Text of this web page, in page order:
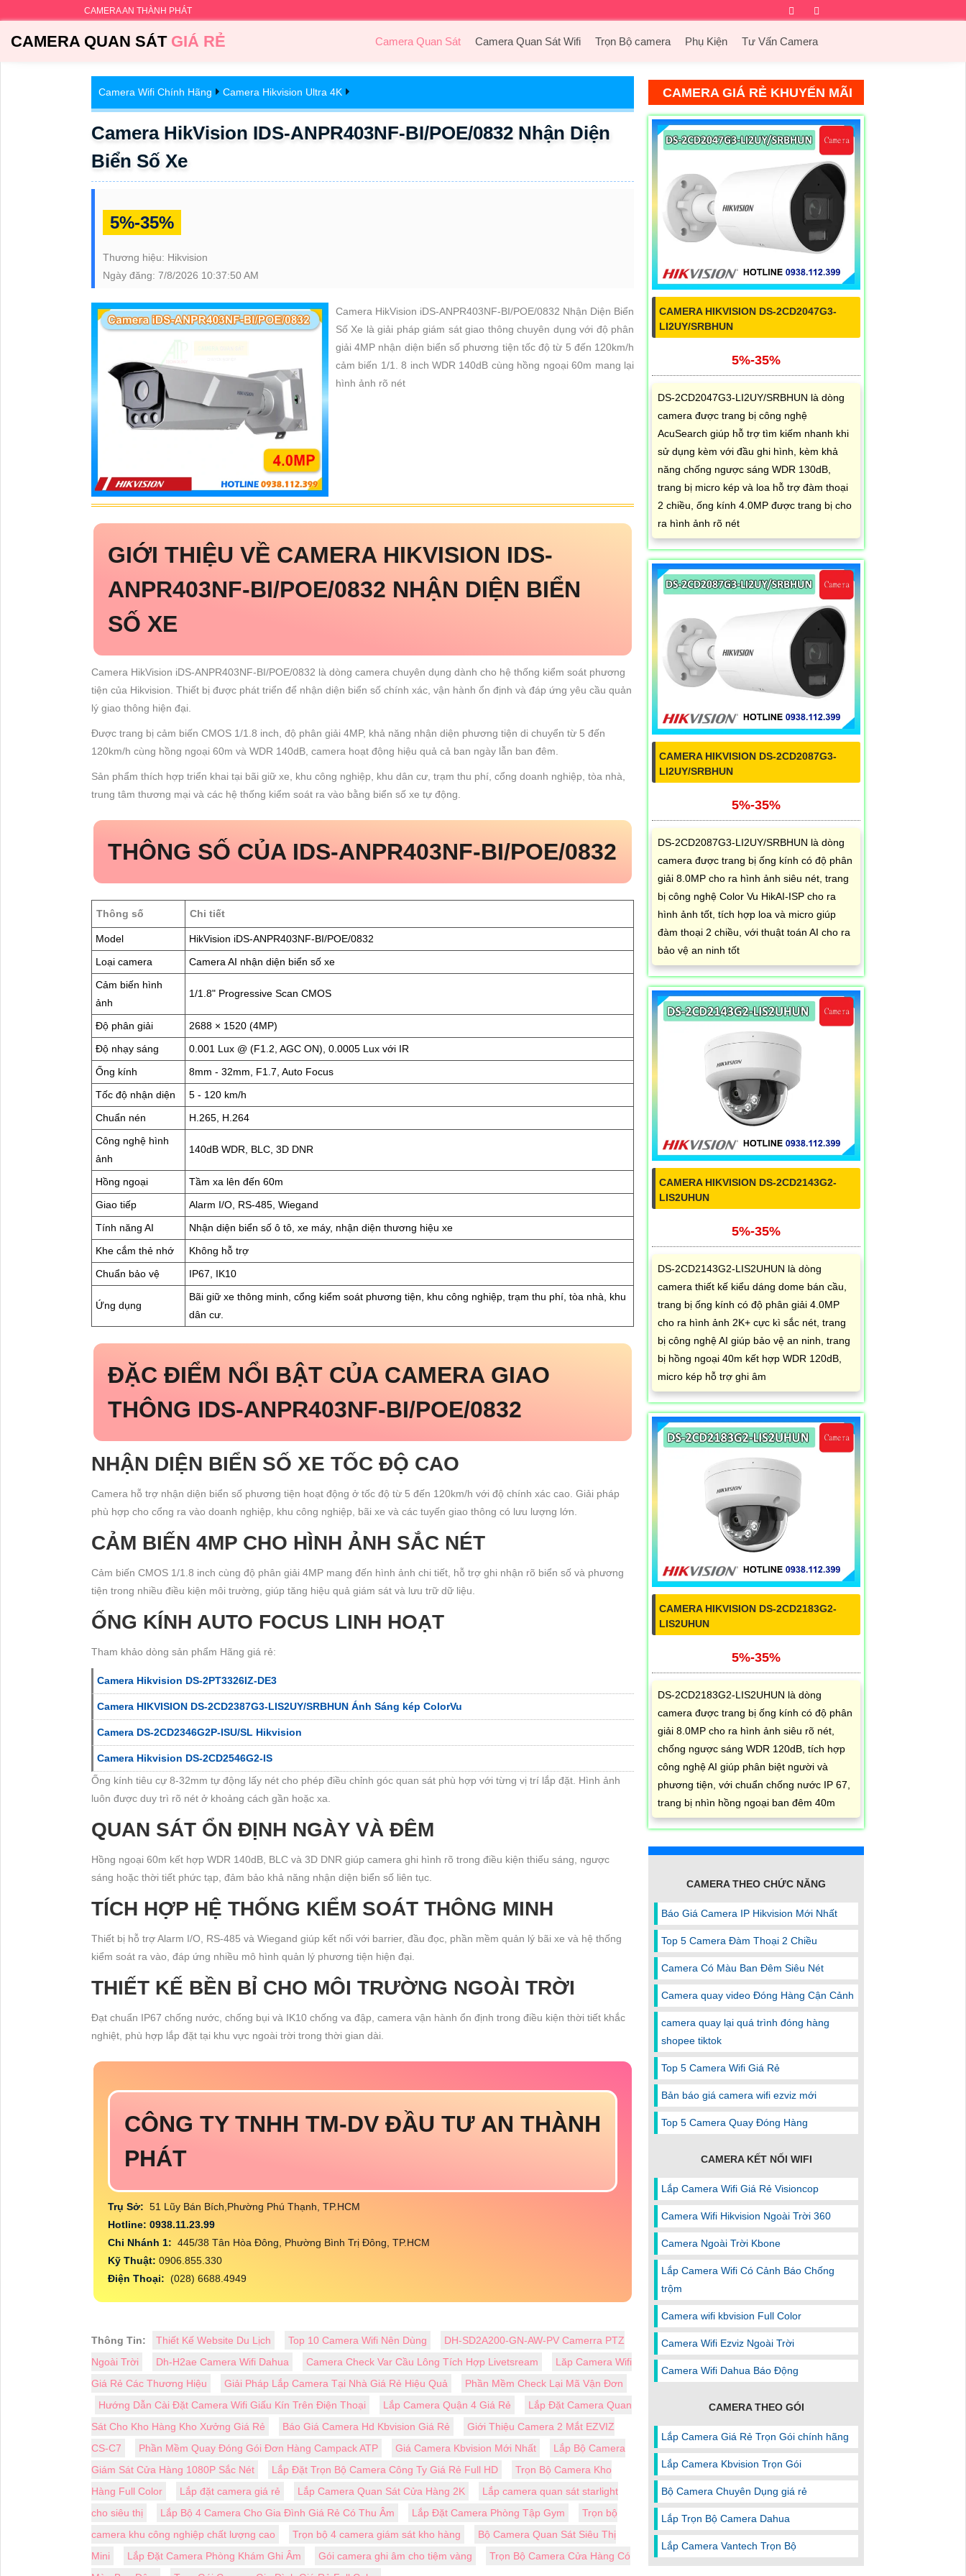
CAMERA AN THÀNH PHÁT Facebook
CAMERA QUAN SÁTGIÁ RẺ Camera Quan Sát Camera Quan Sát Wifi Trọn Bộ camera Phụ Kiện Tư Vấn Camera
Camera Wifi Chính Hãng Camera Hikvision Ultra 4K
Camera HikVision IDS-ANPR403NF-BI/POE/0832 Nhận Diện
Biển Số Xe
5%-35%
Thương hiệu: Hikvision
Ngày đăng: 7/8/2026 10:37:50 AM
Camera HikVision iDS-ANPR403NF-BI/POE/0832 Nhận Diện Biển
Số Xe là giải pháp giám sát giao thông chuyên dụng với độ phân
giải 4MP nhận diện biển số phương tiện tốc độ từ 5 đến 120km/h
cảm biến 1/1. 8 inch WDR 140dB cùng hồng ngoại 60m mang lại
hình ảnh rõ nét
GIỚI THIỆU VỀ CAMERA HIKVISION IDS-
ANPR403NF-BI/POE/0832 NHẬN DIỆN BIỂN
SỐ XE
Camera HikVision iDS-ANPR403NF-BI/POE/0832 là dòng camera chuyên dụng dành cho hệ thống kiểm soát phương
tiện của Hikvision. Thiết bị được phát triển để nhận diện biển số chính xác, vận hành ổn định và đáp ứng yêu cầu quản
lý giao thông hiện đại.
Được trang bị cảm biến CMOS 1/1.8 inch, độ phân giải 4MP, khả năng nhận diện phương tiện di chuyển từ 5 đến
120km/h cùng hồng ngoại 60m và WDR 140dB, camera hoạt động hiệu quả cả ban ngày lẫn ban đêm.
Sản phẩm thích hợp triển khai tại bãi giữ xe, khu công nghiệp, khu dân cư, trạm thu phí, cổng doanh nghiệp, tòa nhà,
trung tâm thương mại và các hệ thống kiểm soát ra vào bằng biển số xe tự động.
THÔNG SỐ CỦA IDS-ANPR403NF-BI/POE/0832
Thông số Chi tiết
Model
HikVision iDS-ANPR403NF-BI/POE/0832
Loại camera
Camera AI nhận diện biển số xe
Cảm biến hình
ảnh
1/1.8" Progressive Scan CMOS
Độ phân giải
2688 × 1520 (4MP)
Độ nhạy sáng
0.001 Lux @ (F1.2, AGC ON), 0.0005 Lux với IR
Ống kính
8mm - 32mm, F1.7, Auto Focus
Tốc độ nhận diện
5 - 120 km/h
Chuẩn nén
H.265, H.264
Công nghệ hình
ảnh
140dB WDR, BLC, 3D DNR
Hồng ngoại
Tầm xa lên đến 60m
Giao tiếp
Alarm I/O, RS-485, Wiegand
Tính năng AI
Nhận diện biển số ô tô, xe máy, nhận diện thương hiệu xe
Khe cắm thẻ nhớ
Không hỗ trợ
Chuẩn bảo vệ
IP67, IK10
Ứng dụng
Bãi giữ xe thông minh, cổng kiểm soát phương tiện, khu công nghiệp, trạm thu phí, tòa nhà, khu
dân cư.
ĐẶC ĐIỂM NỔI BẬT CỦA CAMERA GIAO
THÔNG IDS-ANPR403NF-BI/POE/0832
NHẬN DIỆN BIỂN SỐ XE TỐC ĐỘ CAO
Camera hỗ trợ nhận diện biển số phương tiện hoạt động ở tốc độ từ 5 đến 120km/h với độ chính xác cao. Giải pháp
phù hợp cho cổng ra vào doanh nghiệp, khu công nghiệp, bãi xe và các tuyến giao thông có lưu lượng lớn.
CẢM BIẾN 4MP CHO HÌNH ẢNH SẮC NÉT
Cảm biến CMOS 1/1.8 inch cùng độ phân giải 4MP mang đến hình ảnh chi tiết, hỗ trợ ghi nhận rõ biển số và phương
tiện trong nhiều điều kiện môi trường, giúp tăng hiệu quả giám sát và lưu trữ dữ liệu.
ỐNG KÍNH AUTO FOCUS LINH HOẠT
Tham khảo dòng sản phẩm Hãng giá rẻ:
Camera Hikvision DS-2PT3326IZ-DE3
Camera HIKVISION DS-2CD2387G3-LIS2UY/SRBHUN Ánh Sáng kép ColorVu
Camera DS-2CD2346G2P-ISU/SL Hikvision
Camera Hikvision DS-2CD2546G2-IS
Ống kính tiêu cự 8-32mm tự động lấy nét cho phép điều chỉnh góc quan sát phù hợp với từng vị trí lắp đặt. Hình ảnh
luôn được duy trì rõ nét ở khoảng cách gần hoặc xa.
QUAN SÁT ỔN ĐỊNH NGÀY VÀ ĐÊM
Hồng ngoại 60m kết hợp WDR 140dB, BLC và 3D DNR giúp camera ghi hình rõ trong điều kiện thiếu sáng, ngược
sáng hoặc thời tiết phức tạp, đảm bảo khả năng nhận diện biển số liên tục.
TÍCH HỢP HỆ THỐNG KIỂM SOÁT THÔNG MINH
Thiết bị hỗ trợ Alarm I/O, RS-485 và Wiegand giúp kết nối với barrier, đầu đọc, phần mềm quản lý bãi xe và hệ thống
kiểm soát ra vào, đáp ứng nhiều mô hình quản lý phương tiện hiện đại.
THIẾT KẾ BỀN BỈ CHO MÔI TRƯỜNG NGOÀI TRỜI
Đạt chuẩn IP67 chống nước, chống bụi và IK10 chống va đập, camera vận hành ổn định trong điều kiện thời tiết khắc
nghiệt, phù hợp lắp đặt tại khu vực ngoài trời trong thời gian dài.
CÔNG TY TNHH TM-DV ĐẦU TƯ AN THÀNH
PHÁT
Trụ Sở: 51 Lũy Bán Bích,Phường Phú Thạnh, TP.HCM
Hotline: 0938.11.23.99
Chi Nhánh 1: 445/38 Tân Hòa Đông, Phường Bình Trị Đông, TP.HCM
Kỹ Thuật: 0906.855.330
Điện Thoại: (028) 6688.4949
Thông Tin: Thiết Kế Website Du Lịch Top 10 Camera Wifi Nên Dùng
DH-SD2A200-GN-AW-PV Camerra PTZ
Ngoài Trời
Dh-H2ae Camera Wifi Dahua Camera Check Var Cầu Lông Tích Hợp Livetsream
Lăp Camera Wifi
Giá Rẻ Các Thương Hiệu
Giải Pháp Lắp Camera Tại Nhà Giá Rẻ Hiệu Quả
Phần Mềm Check Lại Mã Vận Đơn
Hướng Dẫn Cài Đặt Camera Wifi Giấu Kín Trên Điện Thoại
Lắp Camera Quận 4 Giá Rẻ
Lắp Đặt Camera Quan
Sát Cho Kho Hàng Kho Xưởng Giá Rẻ
Báo Giá Camera Hd Kbvision Giá Rẻ
Giới Thiệu Camera 2 Mắt EZVIZ
CS-C7
Phần Mềm Quay Đóng Gói Đơn Hàng Campack ATP Giá Camera Kbvision Mới Nhất
Lắp Bộ Camera
Giám Sát Cửa Hàng 1080P Sắc Nét
Lắp Đặt Trọn Bộ Camera Công Ty Giá Rẻ Full HD
Trọn Bộ Camera Kho
Hàng Full Color
Lắp đặt camera giá rẻ Lắp Camera Quan Sát Cửa Hàng 2K
Lắp camera quan sát starlight
cho siêu thị
Lắp Bộ 4 Camera Cho Gia Đình Giá Rẻ Có Thu Âm Lắp Đặt Camera Phòng Tập Gym
Trọn bộ
camera khu công nghiệp chất lượng cao
Trọn bộ 4 camera giám sát kho hàng
Bộ Camera Quan Sát Siêu Thị
Mini
Lắp Đặt Camera Phòng Khám Ghi Âm Gói camera ghi âm cho tiệm vàng
Trọn Bộ Camera Cửa Hàng Có
CAMERA GIÁ RẺ KHUYẾN MÃI
CAMERA HIKVISION DS-2CD2047G3-
LI2UY/SRBHUN
5%-35%
DS-2CD2047G3-LI2UY/SRBHUN là dòng
camera được trang bị công nghệ
AcuSearch giúp hỗ trợ tìm kiếm nhanh khi
sử dụng kèm với đầu ghi hình, kèm khả
năng chống ngược sáng WDR 130dB,
trang bị micro kép và loa hỗ trợ đàm thoại
2 chiều, ống kính 4.0MP được trang bị cho
ra hình ảnh rõ nét
CAMERA HIKVISION DS-2CD2087G3-
LI2UY/SRBHUN
5%-35%
DS-2CD2087G3-LI2UY/SRBHUN là dòng
camera được trang bị ống kính có độ phân
giải 8.0MP cho ra hình ảnh siêu nét, trang
bị công nghệ Color Vu HikAI-ISP cho ra
hình ảnh tốt, tích hợp loa và micro giúp
đàm thoại 2 chiều, với thuật toán AI cho ra
bảo vệ an ninh tốt
CAMERA HIKVISION DS-2CD2143G2-
LIS2UHUN
5%-35%
DS-2CD2143G2-LIS2UHUN là dòng
camera thiết kế kiểu dáng dome bán cầu,
trang bị ống kính có độ phân giải 4.0MP
cho ra hình ảnh 2K+ cực kì sắc nét, trang
bị công nghệ AI giúp bảo vệ an ninh, trang
bị hồng ngoại 40m kết hợp WDR 120dB,
micro kép hỗ trợ ghi âm
CAMERA HIKVISION DS-2CD2183G2-
LIS2UHUN
5%-35%
DS-2CD2183G2-LIS2UHUN là dòng
camera được trang bị ống kính có độ phân
giải 8.0MP cho ra hình ảnh siêu rõ nét,
chống ngược sáng WDR 120dB, tích hợp
công nghệ AI giúp phân biệt người và
phương tiện, với chuẩn chống nước IP 67,
trang bị nhìn hồng ngoại ban đêm 40m
CAMERA THEO CHỨC NĂNG
Báo Giá Camera IP Hikvision Mới Nhất
Top 5 Camera Đàm Thoại 2 Chiều
Camera Có Màu Ban Đêm Siêu Nét
Camera quay video Đóng Hàng Cận Cảnh
camera quay lại quá trình đóng hàng
shopee tiktok
Top 5 Camera Wifi Giá Rẻ
Bản báo giá camera wifi ezviz mới
Top 5 Camera Quay Đóng Hàng
CAMERA KẾT NỐI WIFI
Lắp Camera Wifi Giá Rẻ Visioncop
Camera Wifi Hikvision Ngoài Trời 360
Camera Ngoài Trời Kbone
Lắp Camera Wifi Có Cảnh Báo Chống
trộm
Camera wifi kbvision Full Color
Camera Wifi Ezviz Ngoài Trời
Camera Wifi Dahua Báo Động
CAMERA THEO GÓI
Lắp Camera Giá Rẻ Trọn Gói chính hãng
Lắp Camera Kbvision Trọn Gói
Bộ Camera Chuyên Dụng giá rẻ
Lắp Trọn Bộ Camera Dahua
Lắp Camera Vantech Trọn Bộ